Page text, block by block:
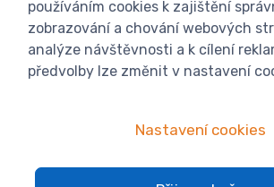
GDPR
Obchodní podmínky
Program digitalizace
používáním cookies k zajištění
zobrazování a chování webových
analýze návštěvnosti a k cílení
předvolby lze změnit v nastavení
Nastavení cookies